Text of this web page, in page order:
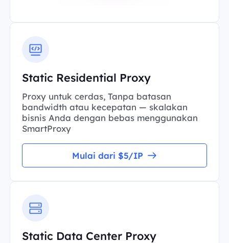
Static Residential Proxy
Proxy untuk cerdas, Tanpa batasan
bandwidth atau kecepatan — skalakan
bisnis Anda dengan bebas menggunakan
SmartProxy
Mulai dari $5/IP
Static Data Center Proxy